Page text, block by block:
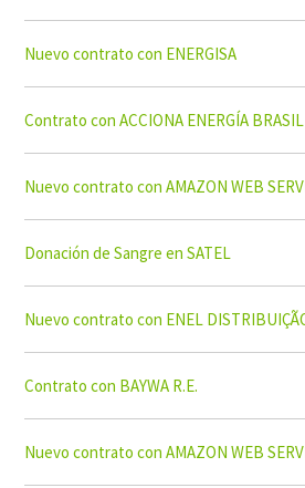
Nuevo contrato con ENERGISA
Contrato con ACCIONA ENERGÍA BRASIL
Nuevo contrato con AMAZON WEB
Donación de Sangre en SATEL
Nuevo contrato con ENEL
Contrato con BAYWA R.E.
Nuevo contrato con AMAZON WEB